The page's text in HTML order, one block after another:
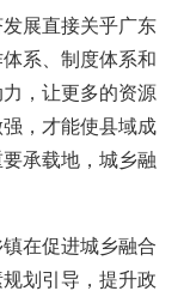
展直接关乎广东
系、制度体系和
，让更多的资源
，才能使县域成
承载地，城乡融
在促进城乡融合
划引导，提升政